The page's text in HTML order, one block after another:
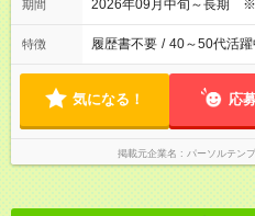
期間 2026年09月中旬～長期
特徴 履歴書不要 / 40～50代活躍
気になる！ 応
掲載元企業名 パーソルテン